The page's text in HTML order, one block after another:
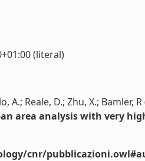
(literal)
A.; Reale, D.; Zhu, X.; Bamler, R
area analysis with very
cnr/